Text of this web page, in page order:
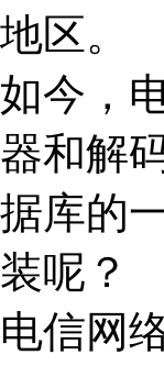
地区。
如今，
器和解
据库的
装呢？
电信网